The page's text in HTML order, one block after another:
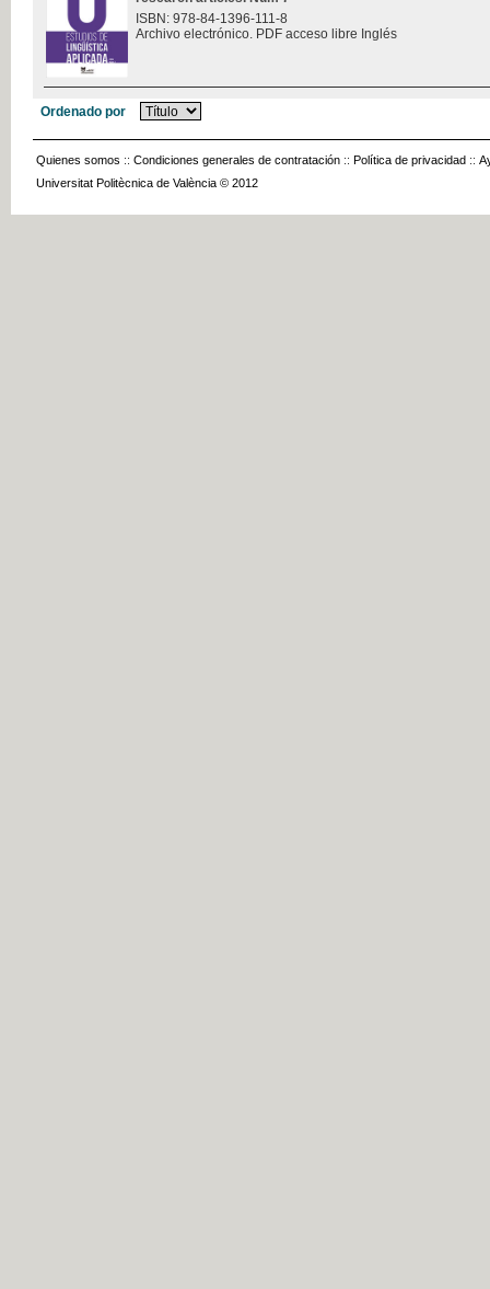
ISBN: 978-84-1396-111-8
Archivo electrónico. PDF acceso libre Inglés
Ordenado por
Quienes somos :: Condiciones generales de contratación :: Política de privacidad ::
Universitat Politècnica de València © 2012